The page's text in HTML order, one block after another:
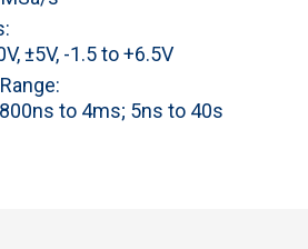
±5V, -1.5 to +6.5V
to 4ms; 5ns to 40s